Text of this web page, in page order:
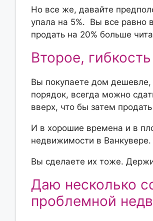
Но все же, давайте
упала на 5%. Вы все равно
продать на 20% больше
Второе,
Вы покупаете дом дешевле,
порядок, всегда можно
вверх, что бы затем
И в хорошие времена и в
недвижимости в Ванкувере.
Вы сделаете их тоже.
Даю несколько
проблемной